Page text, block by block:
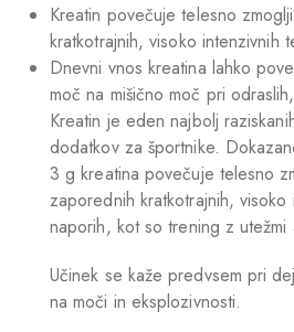
Kreatin povečuje telesno
kratkotrajnih, visoko intenzivnih
Dnevni vnos kreatina lahko
moč na mišično moč pri
Kreatin je eden najbolj
dodatkov za športnike.
3 g kreatina povečuje telesno
zaporednih kratkotrajnih, visoko
naporih, kot so trening z utežmi
Učinek se kaže predvsem pri
na moči in eksplozivnosti.